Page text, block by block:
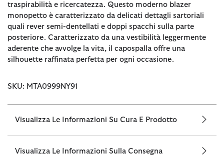
traspirabilità e ricercatezza. Questo moderno blazer
monopetto è caratterizzato da delicati dettagli sartoriali
quali rever semi-dentellati e doppi spacchi sulla parte
posteriore. Caratterizzato da una vestibilità leggermente
aderente che avvolge la vita, il capospalla offre una
silhouette raffinata perfetta per ogni occasione.
SKU: MTA0999NY91
Visualizza Le Informazioni Su Cura E Prodotto
Visualizza Le Informazioni Sulla Consegna